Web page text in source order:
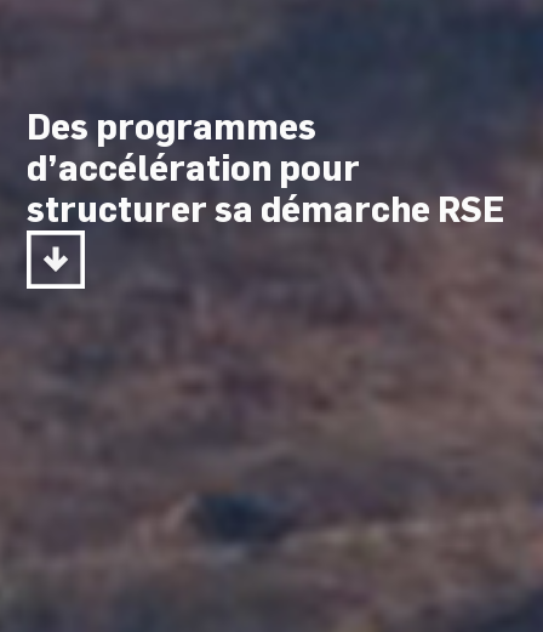
Des programmes
d’accélération pour
structurer sa démarche RSE